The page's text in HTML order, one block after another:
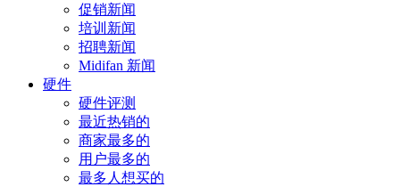
促销新闻
培训新闻
招聘新闻
Midifan 新闻
硬件
硬件评测
最近热销的
商家最多的
用户最多的
最多人想买的